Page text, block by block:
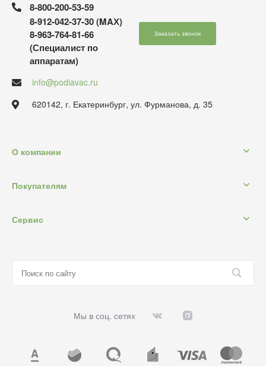
8-800-200-53-59
8-912-042-37-30 (MAХ)
8-963-764-81-66
(Специалист по
аппаратам)
Заказать звонок
info@podiavac.ru
620142, г. Екатеринбург, ул. Фурманова, д. 35
О компании
Покупателям
Сервис
Мы в соц. сетях